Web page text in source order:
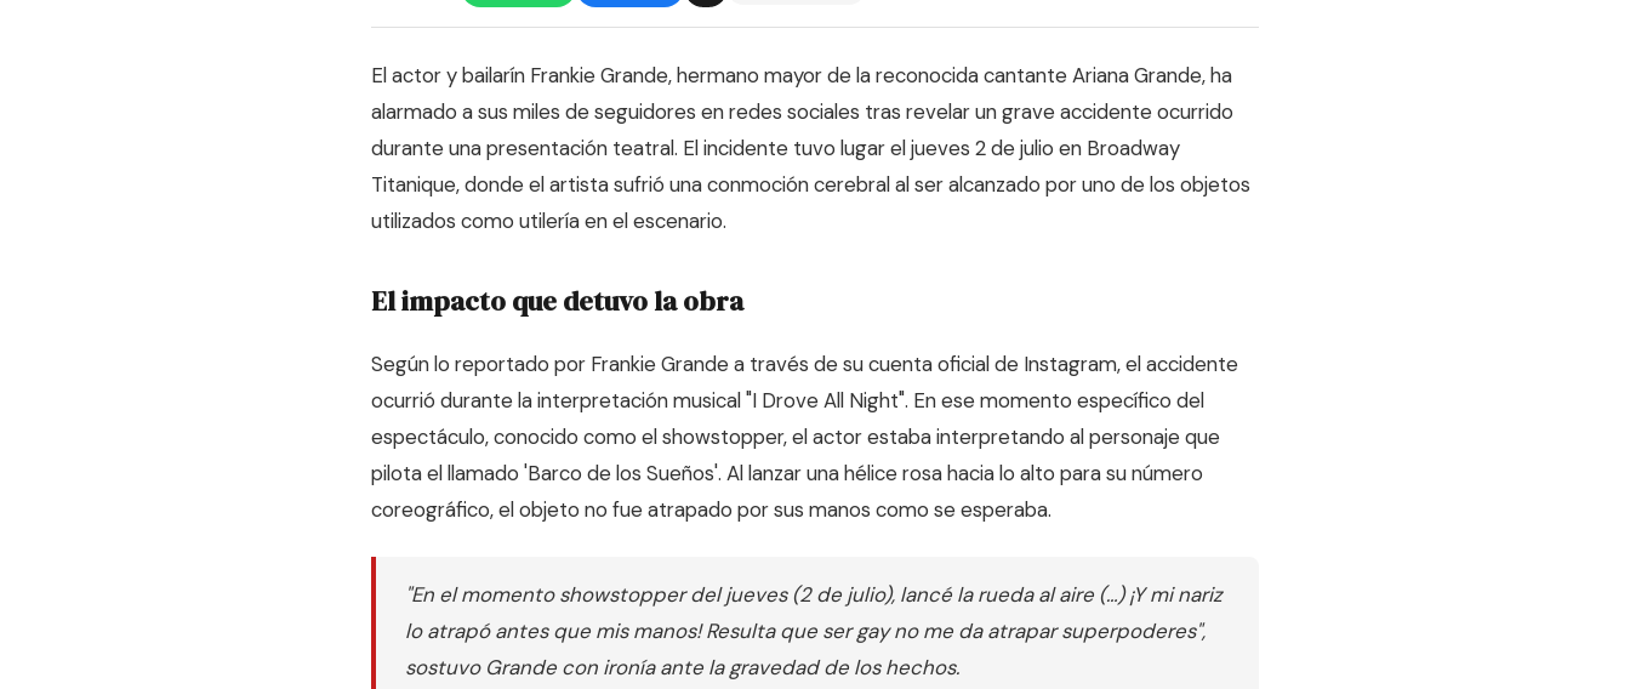
El actor y bailarín Frankie Grande, hermano mayor de la reconocida cantante Ariana Grande, ha
alarmado a sus miles de seguidores en redes sociales tras revelar un grave accidente ocurrido
durante una presentación teatral. El incidente tuvo lugar el jueves 2 de julio en Broadway
Titanique, donde el artista sufrió una conmoción cerebral al ser alcanzado por uno de los objetos
utilizados como utilería en el escenario.
El impacto que detuvo la obra
Según lo reportado por Frankie Grande a través de su cuenta oficial de Instagram, el accidente
ocurrió durante la interpretación musical "I Drove All Night". En ese momento específico del
espectáculo, conocido como el showstopper, el actor estaba interpretando al personaje que
pilota el llamado 'Barco de los Sueños'. Al lanzar una hélice rosa hacia lo alto para su número
coreográfico, el objeto no fue atrapado por sus manos como se esperaba.
"En el momento showstopper del jueves (2 de julio), lancé la rueda al aire (…) ¡Y mi nariz
lo atrapó antes que mis manos! Resulta que ser gay no me da atrapar superpoderes",
sostuvo Grande con ironía ante la gravedad de los hechos.